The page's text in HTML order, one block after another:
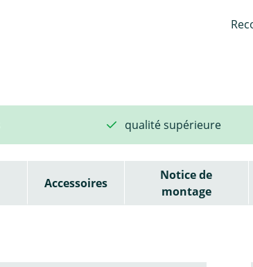
qualité supérieure
Accessoires
Notice de
montage